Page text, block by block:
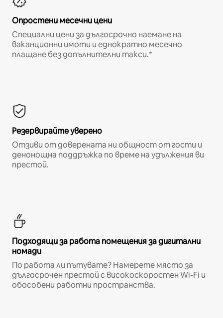
Опростени месечни цени
Специални цени за дългосрочно наемане на
ваканционни имоти и еднократно месечно
плащане без допълнителни такси.*
Резервирайте уверено
Отзиви от доверената ни общност от гости и
денонощна поддръжка по време на удължения ви
престой.
Подходящи за работа помещения за дигитални
номади
По работа ли пътувате? Намерете място за
дългосрочен престой с високоскоростен Wi-Fi и
обособени работни пространства.